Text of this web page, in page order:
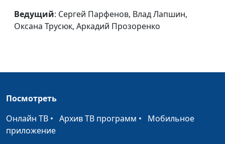
работать?
Владислав Лапшин,
Оксана Трусюк, Аркадий
Владислав Лапшин,
Вдохновение
Сергей Парфенов,
Ведущий: Сергей Парфенов, Влад Лапшин,
Оксана Трусюк, Аркадий Прозоренко
Посмотреть
Онлайн ТВ • Архив ТВ программ • Мобильное
приложение